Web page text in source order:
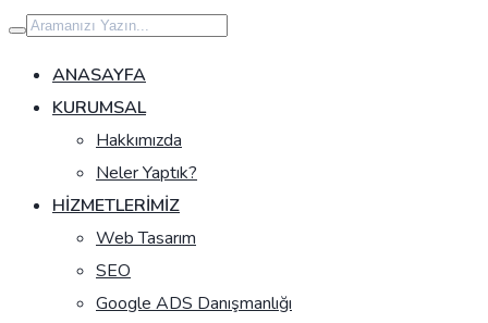
İçeriğe
geç
ANASAYFA
KURUMSAL
Hakkımızda
Neler Yaptık?
HIZMETLERIMIZ
Web Tasarım
SEO
Google ADS Danışmanlığı